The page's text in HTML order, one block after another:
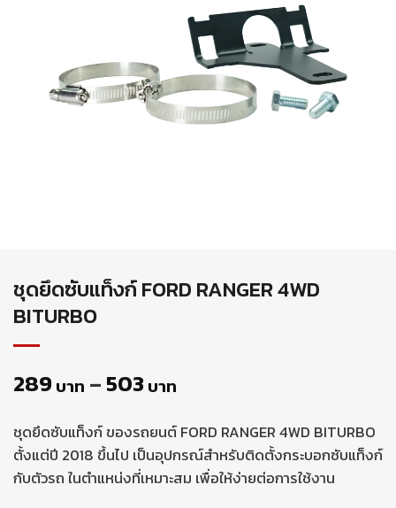
ชุดยึดซับแท็งก์ FORD RANGER 4WD
BITURBO
289 บาท –503 บาท
ชุดยึดซับแท็งก์ ของรถยนต์ FORD RANGER 4WD BITURBO
ตั้งแต่ปี 2018 ขึ้นไป เป็นอุปกรณ์สำหรับติดตั้งกระบอกซับแท็งก์
กับตัวรถ ในตำแหน่งที่เหมาะสม เพื่อให้ง่ายต่อการใช้งาน